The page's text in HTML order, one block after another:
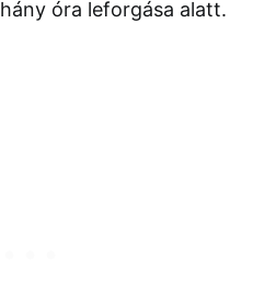
óra leforgása alatt.